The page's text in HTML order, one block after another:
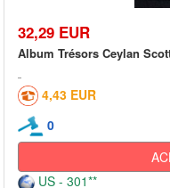
32,29 EUR
Album Trésors Ceylan
4,43 EUR
0
US - 301**